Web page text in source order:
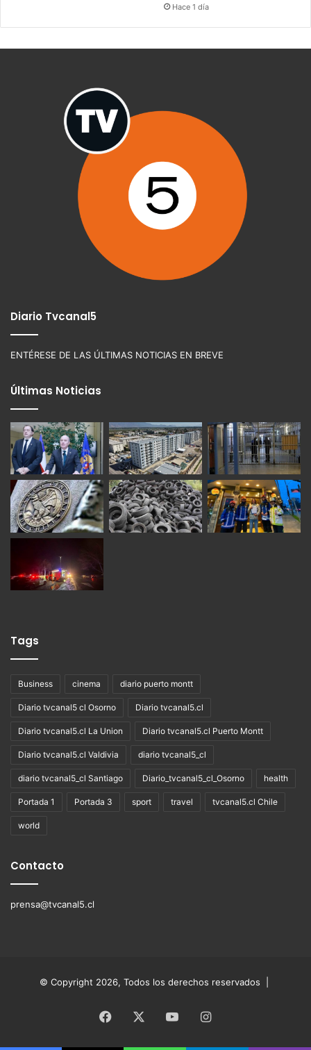
Hace 1 día
Diario Tvcanal5
ENTÉRESE DE LAS ÚLTIMAS NOTICIAS EN BREVE
Últimas Noticias
Tags
Business cinema diario puerto montt
Diario tvcanal5 cl Osorno Diario tvcanal5.cl
Diario tvcanal5.cl La Union Diario tvcanal5.cl Puerto Montt
Diario tvcanal5.cl Valdivia diario tvcanal5_cl
diario tvcanal5_cl Santiago Diario_tvcanal5_cl_Osorno health
Portada 1 Portada 3 sport travel tvcanal5.cl Chile
world
Contacto
prensa@tvcanal5.cl
© Copyright 2026, Todos los derechos reservados |
Facebook YouTubeInstagram